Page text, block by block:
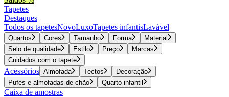
Tapetes
Destaques
Todos os tapetesNovoLuxoTapetes infantisLavável
Quartos Cores Tamanho Forma
Material
Selo de qualidade
Estilo Preço
Marcas
Cuidados com o tapete
Acessórios Almofada Tectos
Decoração
Pufes e almofadas de chão
Quarto infantil
Caixa de amostras